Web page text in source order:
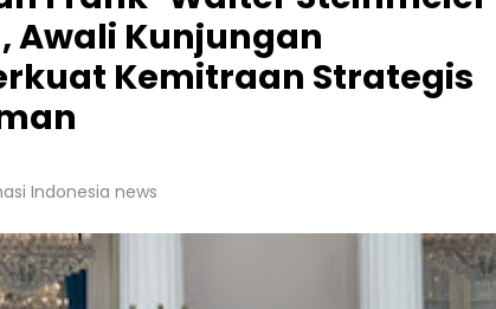
Awali Kunjungan
Kemitraan Strategis
Indonesia news